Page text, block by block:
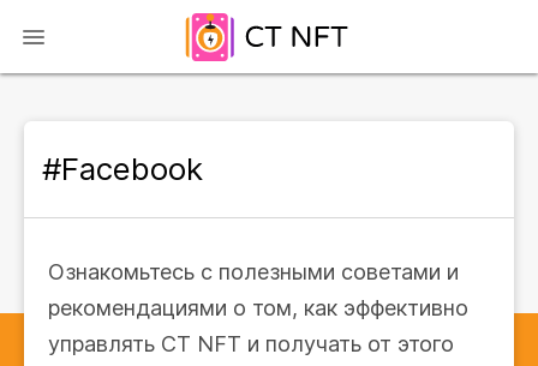
#Facebook
Ознакомьтесь с полезными советами и
рекомендациями о том, как эффективно
управлять CT NFT и получать от этого